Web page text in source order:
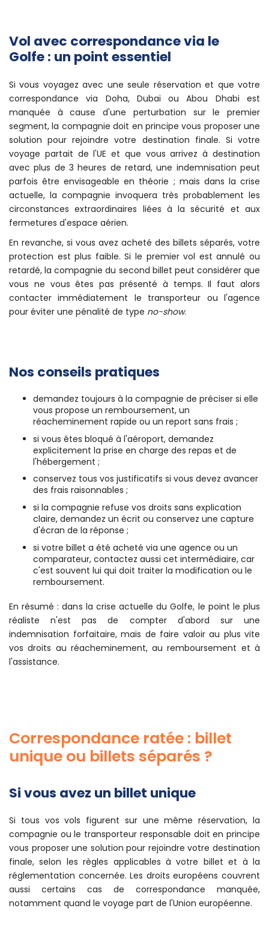
Vol avec correspondance via le
Golfe : un point essentiel
Si vous voyagez avec une seule réservation et que votre
correspondance via Doha, Dubaï ou Abou Dhabi est
manquée à cause d'une perturbation sur le premier
segment, la compagnie doit en principe vous proposer une
solution pour rejoindre votre destination finale. Si votre
voyage partait de l'UE et que vous arrivez à destination
avec plus de 3 heures de retard, une indemnisation peut
parfois être envisageable en théorie ; mais dans la crise
actuelle, la compagnie invoquera très probablement les
circonstances extraordinaires liées à la sécurité et aux
fermetures d'espace aérien.
En revanche, si vous avez acheté des billets séparés, votre
protection est plus faible. Si le premier vol est annulé ou
retardé, la compagnie du second billet peut considérer que
vous ne vous êtes pas présenté à temps. Il faut alors
contacter immédiatement le transporteur ou l'agence
pour éviter une pénalité de type no-show.
Nos conseils pratiques
demandez toujours à la compagnie de préciser si elle
vous propose un remboursement, un
réacheminement rapide ou un report sans frais ;
si vous êtes bloqué à l'aéroport, demandez
explicitement la prise en charge des repas et de
l'hébergement ;
conservez tous vos justificatifs si vous devez avancer
des frais raisonnables ;
si la compagnie refuse vos droits sans explication
claire, demandez un écrit ou conservez une capture
d'écran de la réponse ;
si votre billet a été acheté via une agence ou un
comparateur, contactez aussi cet intermédiaire, car
c'est souvent lui qui doit traiter la modification ou le
remboursement.
En résumé : dans la crise actuelle du Golfe, le point le plus
réaliste n'est pas de compter d'abord sur une
indemnisation forfaitaire, mais de faire valoir au plus vite
vos droits au réacheminement, au remboursement et à
l'assistance.
Correspondance ratée : billet
unique ou billets séparés ?
Si vous avez un billet unique
Si tous vos vols figurent sur une même réservation, la
compagnie ou le transporteur responsable doit en principe
vous proposer une solution pour rejoindre votre destination
finale, selon les règles applicables à votre billet et à la
réglementation concernée. Les droits européens couvrent
aussi certains cas de correspondance manquée,
notamment quand le voyage part de l'Union européenne.